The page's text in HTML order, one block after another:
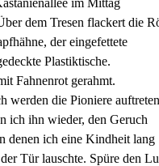
im Mittag
dem Tresen flackert die
der eingefettete
Plastiktische.
Fahnenrot gerahmt.
werden die Pioniere
ich ihn wieder, den Geruch
denen ich eine Kindheit lang
Tür lauschte. Spüre den